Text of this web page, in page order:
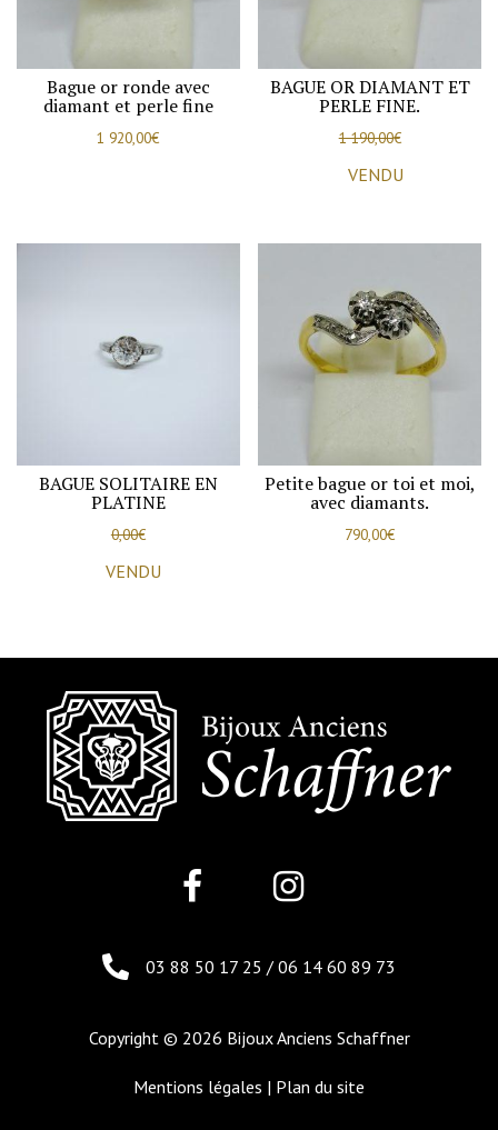
Bague or ronde avec
diamant et perle fine
1 920,00€
BAGUE OR DIAMANT ET
PERLE FINE.
1 190,00€
VENDU
BAGUE SOLITAIRE EN
PLATINE
0,00€
VENDU
Petite bague or toi et moi,
avec diamants.
790,00€
03 88 50 17 25 / 06 14 60 89 73
Copyright © 2026 Bijoux Anciens Schaffner
Mentions légales | Plan du site